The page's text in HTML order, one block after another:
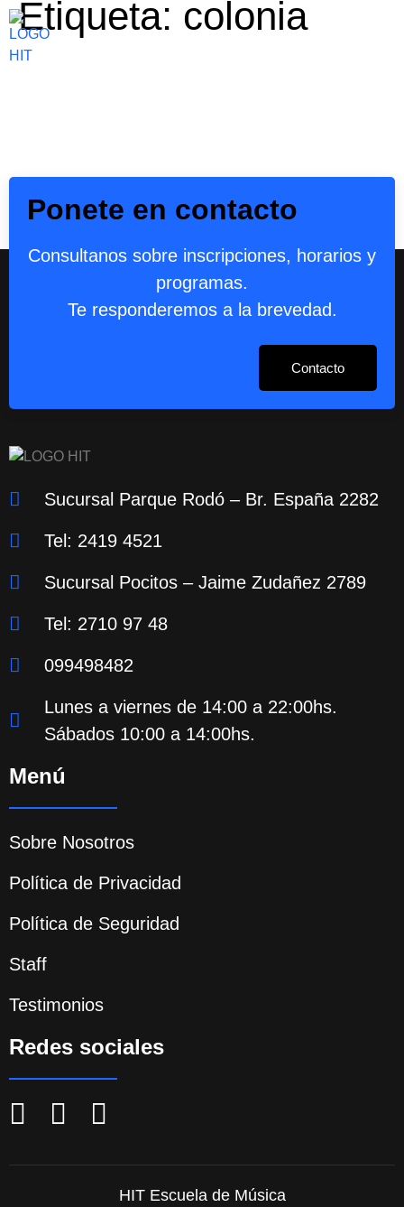
Etiqueta: colonia
Ponete en contacto
Consultanos sobre inscripciones, horarios y
programas.
Te responderemos a la brevedad.
Contacto
Sucursal Parque Rodó – Br. España 2282
Tel: 2419 4521
Sucursal Pocitos – Jaime Zudañez 2789
Tel: 2710 97 48
099498482
Lunes a viernes de 14:00 a 22:00hs.
Sábados 10:00 a 14:00hs.
Menú
Sobre Nosotros
Política de Privacidad
Política de Seguridad
Staff
Testimonios
Redes sociales
HIT Escuela de Música